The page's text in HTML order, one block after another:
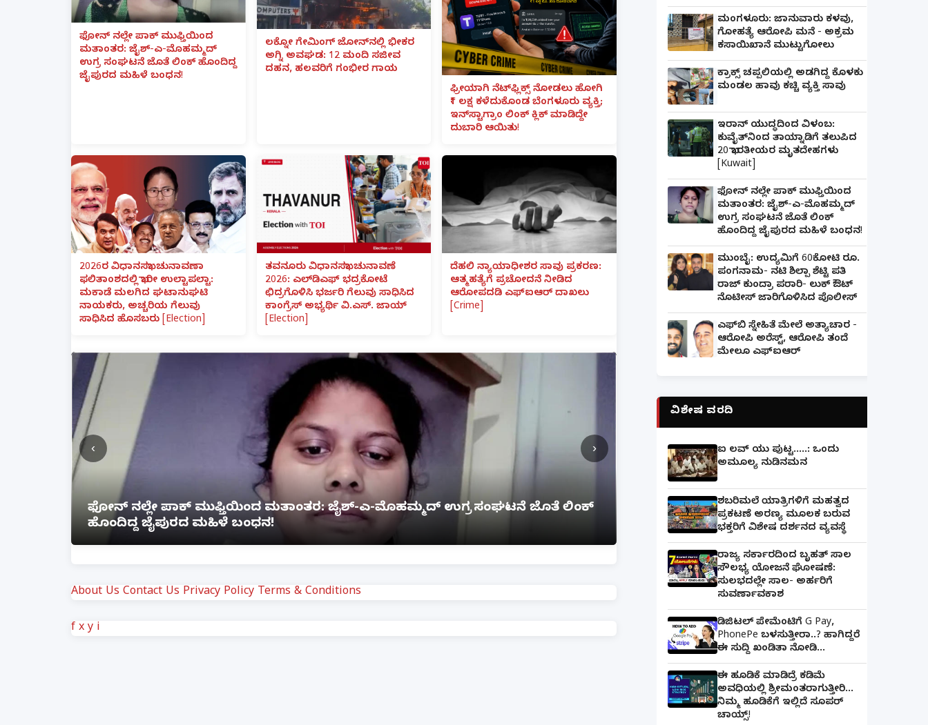
ಫೋನ್ ನಲ್ಲೇ ಪಾಕ್ ಮುಫ್ತಿಯಿಂದ
ಮತಾಂತರ: ಜೈಶ್-ಎ-ಮೊಹಮ್ಮದ್
ಉಗ್ರ ಸಂಘಟನೆ ಜೊತೆ ಲಿಂಕ್ ಹೊಂದಿದ್ದ
ಜೈಪುರದ ಮಹಿಳೆ ಬಂಧನ!
ಲಕ್ನೋ ಗೇಮಿಂಗ್ ಜೋನ್‌ನಲ್ಲಿ ಭೀಕರ
ಅಗ್ನಿ ಅವಘಡ: 12 ಮಂದಿ ಸಜೀವ
ದಹನ, ಹಲವರಿಗೆ ಗಂಭೀರ ಗಾಯ
ಫ್ರೀಯಾಗಿ ನೆಟ್‌ಫ್ಲಿಕ್ಸ್ ನೋಡಲು ಹೋಗಿ
₹1 ಲಕ್ಷ ಕಳೆದುಕೊಂಡ ಬೆಂಗಳೂರು ವ್ಯಕ್ತಿ;
ಇನ್‌ಸ್ಟಾಗ್ರಾಂ ಲಿಂಕ್ ಕ್ಲಿಕ್ ಮಾಡಿದ್ದೇ
ದುಬಾರಿ ಆಯಿತು!
2026ರ ವಿಧಾನಸಭಾ ಚುನಾವಣಾ
ಫಲಿತಾಂಶದಲ್ಲಿ ಭಾರೀ ಉಲ್ಟಾಪಲ್ಟಾ:
ಮಕಾಡೆ ಮಲಗಿದ ಘಟಾನುಘಟಿ
ನಾಯಕರು, ಅಚ್ಚರಿಯ ಗೆಲುವು
ಸಾಧಿಸಿದ ಹೊಸಬರು [Election]
ತವನೂರು ವಿಧಾನಸಭಾ ಚುನಾವಣೆ
2026: ಎಲ್‌ಡಿಎಫ್ ಭದ್ರಕೋಟೆ
ಛಿದ್ರಗೊಳಿಸಿ ಭರ್ಜರಿ ಗೆಲುವು ಸಾಧಿಸಿದ
ಕಾಂಗ್ರೆಸ್ ಅಭ್ಯರ್ಥಿ ವಿ.ಎಸ್. ಜಾಯ್
[Election]
ದೆಹಲಿ ನ್ಯಾಯಾಧೀಶರ ಸಾವು ಪ್ರಕರಣ:
ಆತ್ಮಹತ್ಯೆಗೆ ಪ್ರಚೋದನೆ ನೀಡಿದ
ಆರೋಪದಡಿ ಎಫ್‌ಐಆರ್ ದಾಖಲು
[Crime]
ಲಕ್ನೋ ಗೇಮಿಂಗ್ ಜೋನ್‌ನಲ್ಲಿ ಭೀಕರ ಅಗ್ನಿ ಅವಘಡ: 12 ಮಂದಿ ಸಜೀವ ದಹನ, ಹಲವರಿಗೆ ಗಂಭೀರ
ಗಾಯ
ಪತ್ನಿಗೆ ಕೈಕೊಟ್ಟ ಭೂಪ ಅತ್ತೆಯನ್ನು ವಿವಾಹವಾದ
‹ ›
About Us Contact Us Privacy Policy Terms & Conditions
f x y i
ಮಂಗಳೂರು: ಜಾನುವಾರು ಕಳವು,
ಗೋಹತ್ಯೆ ಆರೋಪಿ ಮನೆ - ಅಕ್ರಮ
ಕಸಾಯಿಖಾನೆ ಮುಟ್ಟುಗೋಲು
ಕ್ರಾಕ್ಸ್ ಚಪ್ಪಲಿಯಲ್ಲಿ ಅಡಗಿದ್ದ ಕೊಳಕು
ಮಂಡಲ ಹಾವು ಕಚ್ಚಿ ವ್ಯಕ್ತಿ ಸಾವು
ಇರಾನ್ ಯುದ್ಧದಿಂದ ವಿಳಂಬ:
ಕುವೈತ್‌ನಿಂದ ತಾಯ್ನಾಡಿಗೆ ತಲುಪಿದ
20 ಭಾರತೀಯರ ಮೃತದೇಹಗಳು
[Kuwait]
ಫೋನ್ ನಲ್ಲೇ ಪಾಕ್ ಮುಫ್ತಿಯಿಂದ
ಮತಾಂತರ: ಜೈಶ್-ಎ-ಮೊಹಮ್ಮದ್
ಉಗ್ರ ಸಂಘಟನೆ ಜೊತೆ ಲಿಂಕ್
ಹೊಂದಿದ್ದ ಜೈಪುರದ ಮಹಿಳೆ ಬಂಧನ!
ಮುಂಬೈ: ಉದ್ಯಮಿಗೆ 60ಕೋಟಿ ರೂ.
ಪಂಗನಾಮ- ನಟಿ ಶಿಲ್ಪಾ ಶೆಟ್ಟಿ ಪತಿ
ರಾಜ್ ಕುಂದ್ರಾ ಪರಾರಿ- ಲುಕ್ ಔಟ್
ನೊಟೀಸ್ ಜಾರಿಗೊಳಿಸಿದ ಪೊಲೀಸ್
ಎಫ್‌ಬಿ ಸ್ನೇಹಿತೆ ಮೇಲೆ ಅತ್ಯಾಚಾರ -
ಆರೋಪಿ ಅರೆಸ್ಟ್, ಆರೋಪಿ ತಂದೆ
ಮೇಲೂ ಎಫ್ಐಆರ್
ವಿಶೇಷ ವರದಿ
ಐ ಲವ್ ಯು ಪುಟ್ಟ.....: ಒಂದು
ಅಮೂಲ್ಯ ನುಡಿನಮನ
ಶಬರಿಮಲೆ ಯಾತ್ರಿಗಳಿಗೆ ಮಹತ್ವದ
ಪ್ರಕಟಣೆ ಅರಣ್ಯ ಮೂಲಕ ಬರುವ
ಭಕ್ತರಿಗೆ ವಿಶೇಷ ದರ್ಶನದ ವ್ಯವಸ್ಥೆ
ರಾಜ್ಯ ಸರ್ಕಾರದಿಂದ ಬೃಹತ್ ಸಾಲ
ಸೌಲಭ್ಯ ಯೋಜನೆ ಘೋಷಣೆ:
ಸುಲಭದಲ್ಲೇ ಸಾಲ- ಅರ್ಹರಿಗೆ
ಸುವರ್ಣಾವಕಾಶ
ಡಿಜಿಟಲ್ ಪೇಮೆಂಟಿಗೆ G Pay,
PhonePe ಬಳಸುತ್ತೀರಾ..? ಹಾಗಿದ್ದರೆ
ಈ ಸುದ್ದಿ ಖಂಡಿತಾ ನೋಡಿ...
ಈ ಹೂಡಿಕೆ ಮಾಡಿದ್ರೆ ಕಡಿಮೆ
ಅವಧಿಯಲ್ಲಿ ಶ್ರೀಮಂತರಾಗುತ್ತೀರಿ...
ನಿಮ್ಮ ಹೂಡಿಕೆಗೆ ಇಲ್ಲಿದೆ ಸೂಪರ್
ಚಾಯ್ಸ್‌!